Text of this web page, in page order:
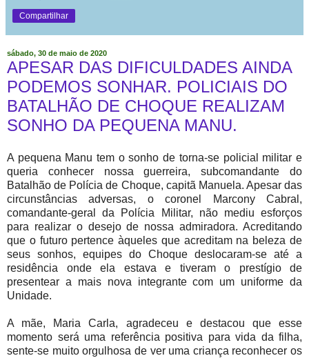
Compartilhar
sábado, 30 de maio de 2020
APESAR DAS DIFICULDADES AINDA
PODEMOS SONHAR. POLICIAIS DO
BATALHÃO DE CHOQUE REALIZAM
SONHO DA PEQUENA MANU.
A pequena Manu tem o sonho de torna-se policial militar e
queria conhecer nossa guerreira, subcomandante do
Batalhão de Polícia de Choque, capitã Manuela. Apesar das
circunstâncias adversas, o coronel Marcony Cabral,
comandante-geral da Polícia Militar, não mediu esforços
para realizar o desejo de nossa admiradora. Acreditando
que o futuro pertence àqueles que acreditam na beleza de
seus sonhos, equipes do Choque deslocaram-se até a
residência onde ela estava e tiveram o prestígio de
presentear a mais nova integrante com um uniforme da
Unidade.
A mãe, Maria Carla, agradeceu e destacou que esse
momento será uma referência positiva para vida da filha,
sente-se muito orgulhosa de ver uma criança reconhecer os